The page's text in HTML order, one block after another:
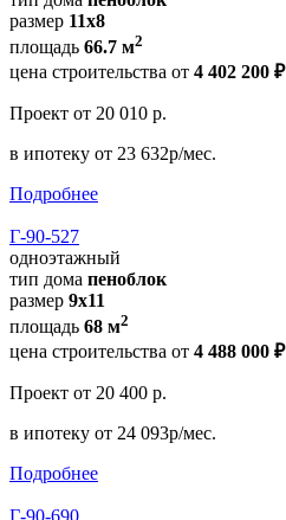
размер 11х8
площадь 66.7 м2
цена строительства от 4 402 200 ₽
Проект от 20 010 р.
в ипотеку от 23 632р/мес.
Подробнее
Г-90-527
одноэтажный
тип дома пеноблок
размер 9х11
площадь 68 м2
цена строительства от 4 488 000 ₽
Проект от 20 400 р.
в ипотеку от 24 093р/мес.
Подробнее